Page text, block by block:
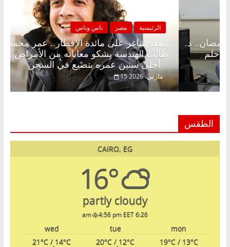
الرئيسية
مقعد شاغر
طالب الهندسة
أحلى سنين عمره بتضيع في السجن
15 مارس، 2026
ناس وناس
الإفطار وبلكونة بلا زينة رمضان.. د.
فاروق خبير اقتصادي في انتظار حلم
الطقس
CAIRO, EG
16°
partly cloudy
6:26 am
4:56 pm EET
mon
tue
wed
19°C/ 13°C
20°C / 12°C
21°C / 14°C